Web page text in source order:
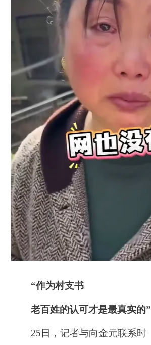
“作为村支书
老百姓的认可才是最真实的”
25日，记者与向金元联系时